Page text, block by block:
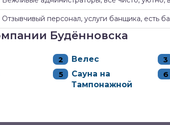
Отзывчивый персонал, услуги банщика, есть
Будённовска
Велес
Сауна на
Тампонажной